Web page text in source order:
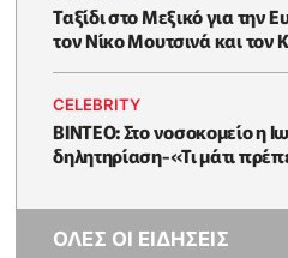
Ταξίδι στο Μεξικό για την
τον Νίκο Μουτσινά και τον
CELEBRITY
ΒΙΝΤΕΟ: Στο νοσοκομείο η
δηλητηρίαση-«Τι μάτι
ΟΛΕΣ ΟΙ ΕΙΔΗΣΕΙΣ